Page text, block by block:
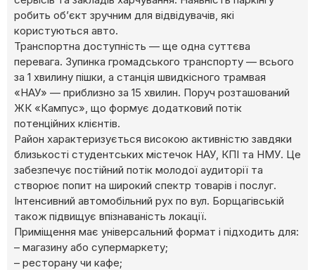
робить об’єкт зручним для відвідувачів, які
користуються авто.
Транспортна доступність — ще одна суттєва
перевага. Зупинка громадського транспорту — всього
за 1 хвилину пішки, а станція швидкісного трамвая
«НАУ» — приблизно за 15 хвилин. Поруч розташований
ЖК «Кампус», що формує додатковий потік
потенційних клієнтів.
Район характеризується високою активністю завдяки
близькості студентських містечок НАУ, КПІ та НМУ. Це
забезпечує постійний потік молодої аудиторії та
створює попит на широкий спектр товарів і послуг.
Інтенсивний автомобільний рух по вул. Борщагівській
також підвищує впізнаваність локації.
Приміщення має універсальний формат і підходить для:
– магазину або супермаркету;
– ресторану чи кафе;